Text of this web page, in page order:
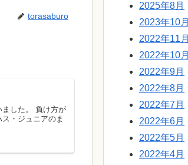
torasaburo
した。 負け方が
・ジュニアのま
2025年8月
2023年10月
2022年11月
2022年10月
2022年9月
2022年8月
2022年7月
2022年6月
2022年5月
2022年4月